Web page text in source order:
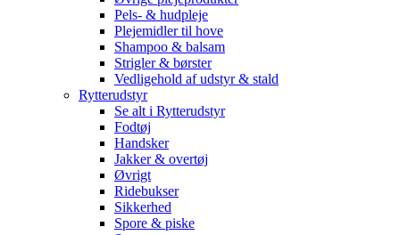
Pels- & hudpleje
Plejemidler til hove
Shampoo & balsam
Strigler & børster
Vedligehold af udstyr & stald
Rytterudstyr
Se alt i Rytterudstyr
Fodtøj
Handsker
Jakker & overtøj
Øvrigt
Ridebukser
Sikkerhed
Spore & piske